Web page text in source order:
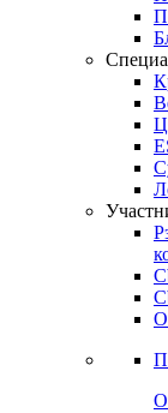
Облигации
Поиски